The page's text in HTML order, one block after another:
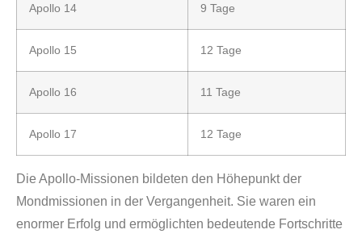
Apollo 14 9 Tage
Apollo 15 12 Tage
Apollo 16 11 Tage
Apollo 17 12 Tage
Die Apollo-Missionen bildeten den Höhepunkt der
Mondmissionen in der Vergangenheit. Sie waren ein
enormer Erfolg und ermöglichten bedeutende Fortschritte